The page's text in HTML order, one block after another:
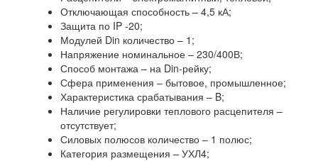
Отключающая способность – 4,5 кА;
Защита по IP -20;
Модулей Din количество – 1;
Напряжение номинальное – 230/400В;
Способ монтажа – на Din-рейку;
Сфера применения – бытовое, промышленное;
Характеристика срабатывания – B;
Наличие регулировки теплового расцепителя –
отсутствует;
Силовых полюсов количество – 1 полюс;
Категория размещения – УХЛ4;